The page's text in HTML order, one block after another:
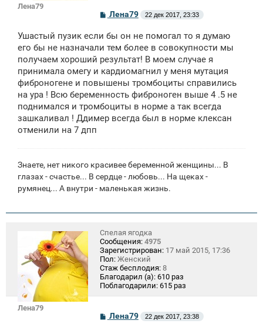
Лена79
С
б
щ
н
и
Лена79 22 дек 2017, 23:33
Ушастый пузик если бы он не помогал то я думаю
его бы не назначали тем более в совокупности мы
получаем хороший результат! В моем случае я
принимала омегу и кардиомагнил у меня мутация
фиброногене и повышены тромбоциты справились
на ура ! Всю беременность фиброноген выше 4 .5 не
поднимался и тромбоциты в норме а так всегда
зашкаливал ! Ддимер всегда был в норме клексан
отменили на 7 дпп
Знаете, нет никого красивее беременной женщины... В
глазах - счастье... В сердце - любовь... На щеках -
румянец... А внутри - маленькая жизнь.
Лена79
Спелая ягодка
Сообщения: 4975
Зарегистрирован: 17 май 2015, 17:36
Пол: Женский
Стаж бесплодия: 8
Благодарил (а): 610 раз
Поблагодарили: 615 раз
С
Лена79 22 дек 2017, 23:38